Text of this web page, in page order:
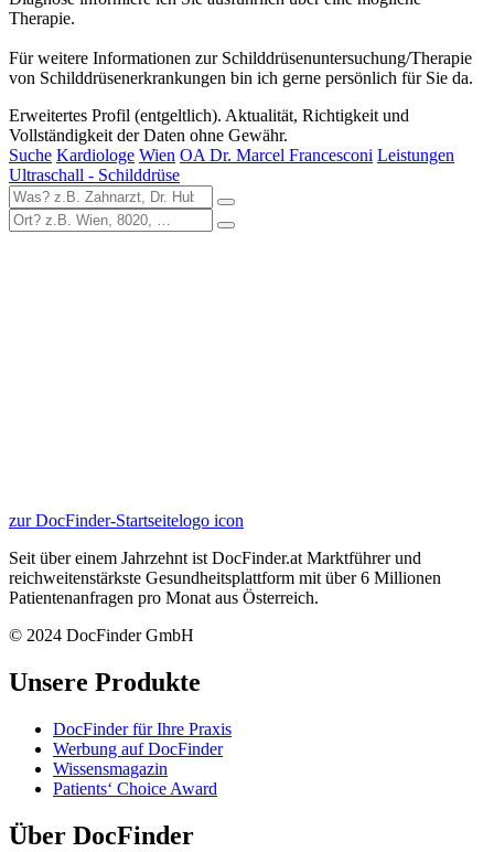
Therapie.
Für weitere Informationen zur Schilddrüsenuntersuchung/Therapie
von Schilddrüsenerkrankungen bin ich gerne persönlich für Sie da.
Erweitertes Profil (entgeltlich). Aktualität, Richtigkeit und
Vollständigkeit der Daten ohne Gewähr.
Suche Kardiologe Wien OA Dr. Marcel Francesconi Leistungen
Ultraschall - Schilddrüse
zur DocFinder-Startseitelogo icon
Seit über einem Jahrzehnt ist DocFinder.at Marktführer und
reichweitenstärkste Gesundheitsplattform mit über 6 Millionen
Patientenanfragen pro Monat aus Österreich.
© 2024 DocFinder GmbH
Unsere Produkte
DocFinder für Ihre Praxis
Werbung auf DocFinder
Wissensmagazin
Patients‘ Choice Award
Über DocFinder